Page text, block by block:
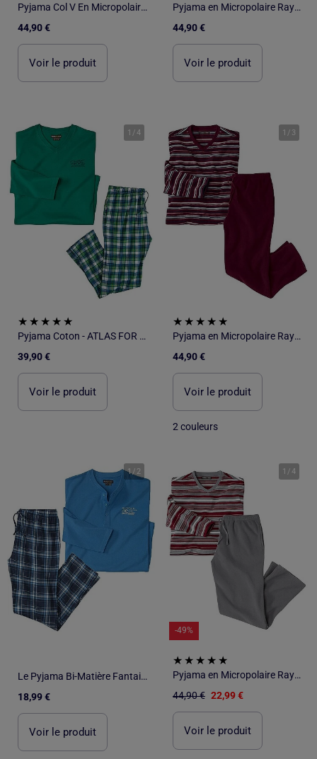
Pyjama Col V En Micropolaire Winter - ATLAS FOR MEN
44,90 €
Voir le produit
Pyjama en Micropolaire Rayé - ATLAS FOR MEN
44,90 €
Voir le produit
1 /4
Pyjama Coton - ATLAS FOR MEN
39,90 €
Voir le produit
1 / 3
Pyjama en Micropolaire Rayé - ATLAS FOR MEN
44,90 €
Voir le produit
2 couleurs
1/ 2
Le Pyjama Bi-Matière Fantaisie - ATLAS FOR MEN
18,99 €
Voir le produit
1 /4
-49%
Pyjama en Micropolaire Rayé - ATLAS FOR MEN
44,90 € 22,99 €
Voir le produit